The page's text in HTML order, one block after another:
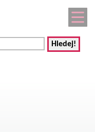
Hledej!